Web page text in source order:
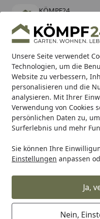
Unsere Seite verwendet
Technologien, um die
Website zu verbessern,
personalisieren und die
analysieren. Mit Ihrer
Verwendung von Cookies
persönlichen Daten zu,
Surferlebnis und mehr
Sie können Ihre
Einstellungen anpassen
Ja,
Nein,
KÖMPF24
kostenlos - Im App Store
Alle Produkte
Mein Konto
Suchen
Karibu Pools inkl.
Starterset
Startseite
Auto & Zweirad
Widek